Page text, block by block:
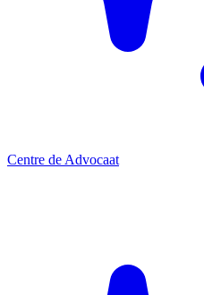
Centre de Advocaat